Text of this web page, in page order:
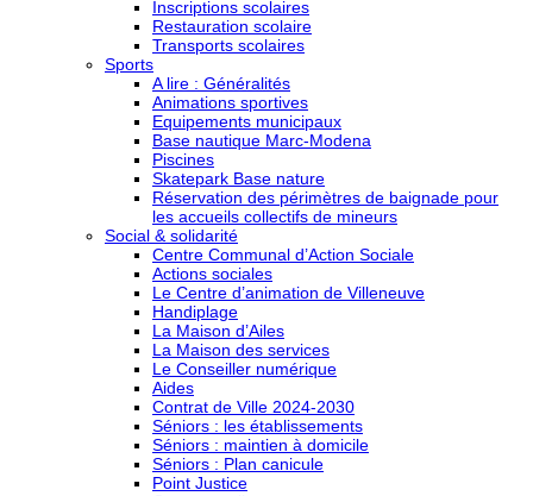
Inscriptions scolaires
Restauration scolaire
Transports scolaires
Sports
A lire : Généralités
Animations sportives
Equipements municipaux
Base nautique Marc-Modena
Piscines
Skatepark Base nature
Réservation des périmètres de baignade pour
les accueils collectifs de mineurs
Social & solidarité
Centre Communal d’Action Sociale
Actions sociales
Le Centre d’animation de Villeneuve
Handiplage
La Maison d’Ailes
La Maison des services
Le Conseiller numérique
Aides
Contrat de Ville 2024-2030
Séniors : les établissements
Séniors : maintien à domicile
Séniors : Plan canicule
Point Justice